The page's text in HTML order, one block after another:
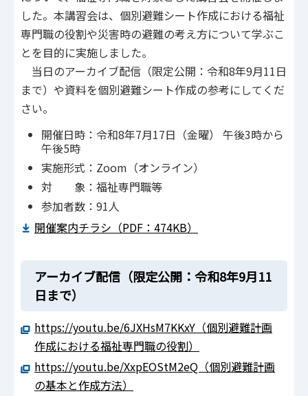
した。本講習会は、個別避難シート作成における福祉
専門職の役割や災害時の避難の考え方について学ぶこ
とを目的に実施しました。
当日のアーカイブ配信（限定公開：令和8年9月11日
まで）や資料を個別避難シート作成の参考にしてくだ
さい。
開催日時：令和8年7月17日（金曜） 午後3時から
午後5時
実施形式：Zoom（オンライン）
対 象：福祉専門職等
参加者数：91人
開催案内チラシ（PDF：474KB）
アーカイブ配信（限定公開：令和8年9月11
日まで）
https://youtu.be/6JXHsM7KKxY（個別避難計画
作成における福祉専門職の役割）
https://youtu.be/XxpEOStM2eQ（個別避難計画
の基本と作成方法）